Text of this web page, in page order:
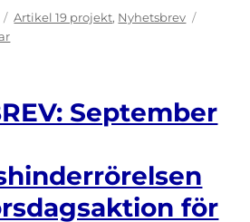
Kategorier
Artikel 19 projekt, Nyhetsbrev
till
–
utanför
rättigheterna
i
September
för